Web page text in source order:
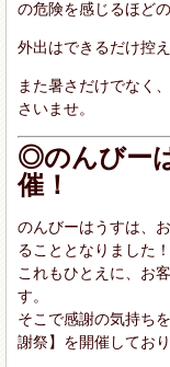
の危険を感じるほどの
外出はできるだけ控
また暑さだけでなく
さいませ。
◎のんびー
催！
のんびーはうすは、
ることとなりました！
これもひとえに、お
す。
そこで感謝の気持ち
謝祭】を開催しており